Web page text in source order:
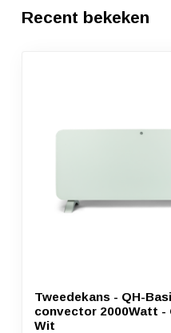
Recent bekeken
Tweedekans - QH-
convector 2000Watt -
Wit